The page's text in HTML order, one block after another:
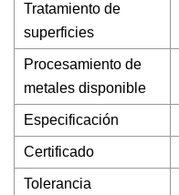
Tratamiento de
superficies
Procesamiento de
metales disponible
Especificación
Certificado
Tolerancia